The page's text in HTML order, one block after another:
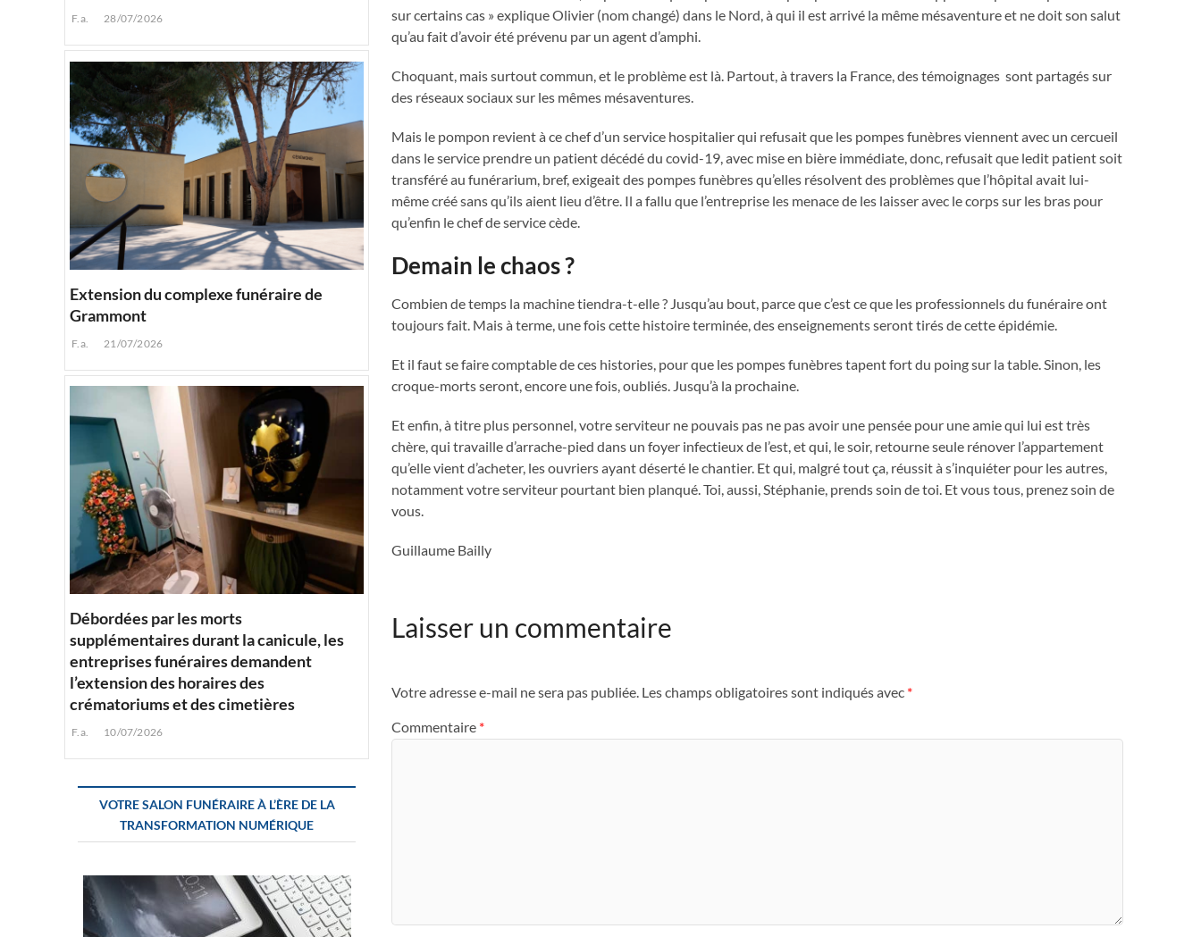
sur certains cas » explique Olivier (nom changé) dans le Nord, à qui il est arrivé la même mésaventure et ne doit son salut
qu’au fait d’avoir été prévenu par un agent d’amphi.
Choquant, mais surtout commun, et le problème est là. Partout, à travers la France, des témoignages sont partagés sur
des réseaux sociaux sur les mêmes mésaventures.
Mais le pompon revient à ce chef d’un service hospitalier qui refusait que les pompes funèbres viennent avec un cercueil
dans le service prendre un patient décédé du covid-19, avec mise en bière immédiate, donc, refusait que ledit patient soit
transféré au funérarium, bref, exigeait des pompes funèbres qu’elles résolvent des problèmes que l’hôpital avait lui-
même créé sans qu’ils aient lieu d’être. Il a fallu que l’entreprise les menace de les laisser avec le corps sur les bras pour
qu’enfin le chef de service cède.
Demain le chaos ?
Combien de temps la machine tiendra-t-elle ? Jusqu’au bout, parce que c’est ce que les professionnels du funéraire ont
toujours fait. Mais à terme, une fois cette histoire terminée, des enseignements seront tirés de cette épidémie.
Et il faut se faire comptable de ces histories, pour que les pompes funèbres tapent fort du poing sur la table. Sinon, les
croque-morts seront, encore une fois, oubliés. Jusqu’à la prochaine.
Et enfin, à titre plus personnel, votre serviteur ne pouvais pas ne pas avoir une pensée pour une amie qui lui est très
chère, qui travaille d’arrache-pied dans un foyer infectieux de l’est, et qui, le soir, retourne seule rénover l’appartement
qu’elle vient d’acheter, les ouvriers ayant déserté le chantier. Et qui, malgré tout ça, réussit à s’inquiéter pour les autres,
notamment votre serviteur pourtant bien planqué. Toi, aussi, Stéphanie, prends soin de toi. Et vous tous, prenez soin de
vous.
Guillaume Bailly
Laisser un commentaire
Votre adresse e-mail ne sera pas publiée. Les champs obligatoires sont indiqués avec *
Commentaire *
F.a. 28/07/2026
Extension du complexe funéraire de
Grammont
F.a. 21/07/2026
Débordées par les morts
supplémentaires durant la canicule, les
entreprises funéraires demandent
l’extension des horaires des
crématoriums et des cimetières
F.a. 10/07/2026
VOTRE SALON FUNÉRAIRE À L’ÈRE DE LA
TRANSFORMATION NUMÉRIQUE